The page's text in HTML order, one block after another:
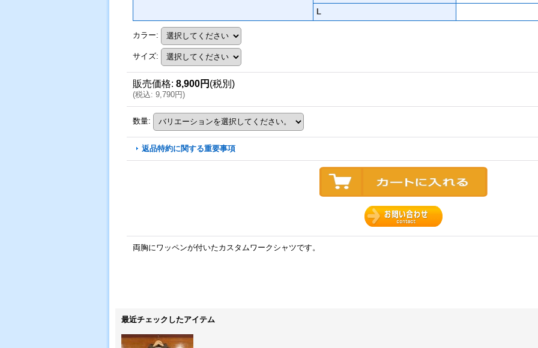
L
カラー:
サイズ:
販売価格: 8,900円 (税別)
(税込: 9,790円)
数量:
返品特約に関する重要事項
両胸にワッペンが付いたカスタムワークシャツです。
最近チェックしたアイテム